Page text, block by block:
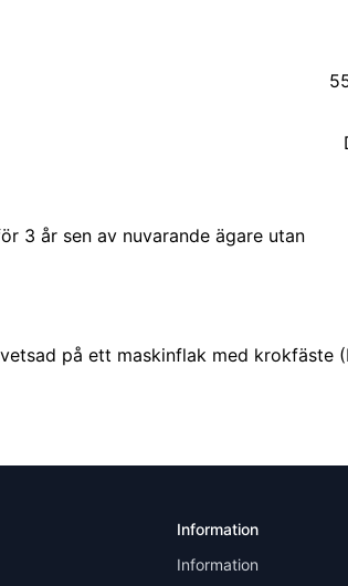
3 år sen av nuvarande ägare utan
på ett maskinflak med krokfäste
Information
Information